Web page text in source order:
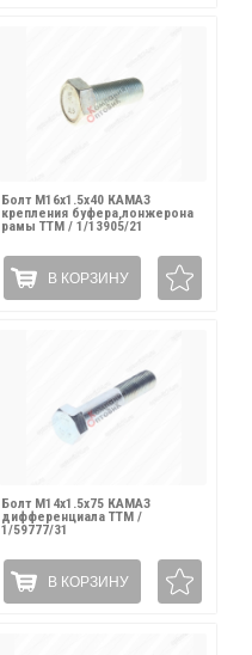
Болт М16х1.5х40 КАМАЗ
крепления буфера,лонжерона
рамы ТТМ / 1/13905/21
В КОРЗИНУ
Болт М14х1.5х75 КАМАЗ
дифференциала ТТМ /
1/59777/31
В КОРЗИНУ